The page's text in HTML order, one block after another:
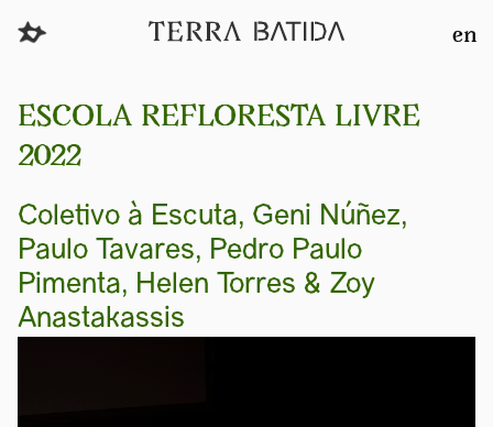
en
ESCOLA REFLORESTA LIVRE
2022
Coletivo à Escuta, Geni Núñez,
Paulo Tavares, Pedro Paulo
Pimenta, Helen Torres & Zoy
Anastakassis